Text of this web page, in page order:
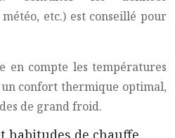
etc.) est conseillé pour
en compte les températures
confort thermique optimal,
de grand froid.
habitudes de chauffe